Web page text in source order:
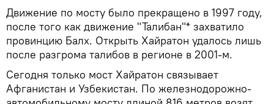
Движение по мосту было прекращено в 1997 году,
после того как движение "Талибан"* захватило
провинцию Балх. Открыть Хайратон удалось лишь
после разгрома талибов в регионе в 2001-м.
Сегодня только мост Хайратон связывает
Афганистан и Узбекистан. По железнодорожно-